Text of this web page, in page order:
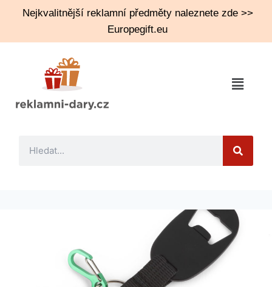
Nejkvalitnější reklamní předměty naleznete zde >>
Europegift.eu